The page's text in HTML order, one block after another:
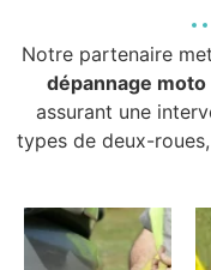
Notre partenaire
dépannage moto
assurant une
types de deux-